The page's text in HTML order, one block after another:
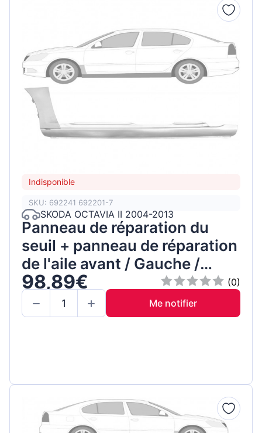
Indisponible
SKU: 692241 692201-7
SKODA OCTAVIA II 2004-2013
Panneau de réparation du
seuil + panneau de réparation
de l'aile avant / Gauche /
Ensemble
98,89€
(0)
Me notifier